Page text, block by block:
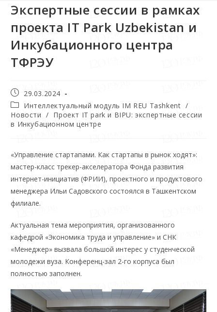
Экспертные сессии в рамках
проекта IT Park Uzbekistan и
Инкубационного центра
ТФРЭУ
29.03.2024
Интеллектуальный модуль IM REU Tashkent /
Новости / Проект IT park и BIPU: экспертные сессии
в Инкубационном центре
«Управление стартапами. Как стартапы в рынок ходят»:
мастер-класс трекер-акселератора Фонда развития
интернет-инициатив (ФРИИ), проектного и продуктового
менеджера Ильи Садовского состоялся в Ташкентском
филиале.
Актуальная тема мероприятия, организованного
кафедрой «Экономика труда и управление» и СНК
«Менеджер» вызвала большой интерес у студенческой
молодежи вуза. Конференц-зал 2-го корпуса был
полностью заполнен.